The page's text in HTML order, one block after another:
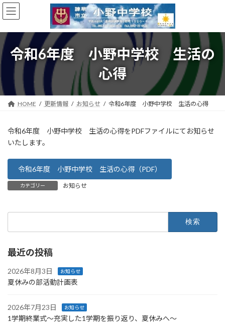
コ
ン
ン
ツ
へ
ッ
プ
ナ
ビ
ー
シ
ョ
移
動
令和6年度 小野中学校 生活の
心得
HOME 更新情報 お知らせ 令和6年度 小野中学校 生活の心得
令和6年度 小野中学校 生活の心得をPDFファイルにてお知らせ
いたします。
令和6年度 小野中学校 生活の心得（PDF）
カテゴリー お知らせ
最近の投稿
2026年8月3日 お知らせ
夏休みの部活動計画表
2026年7月23日 お知らせ
1学期終業式〜充実した1学期を振り返り、夏休みへ〜